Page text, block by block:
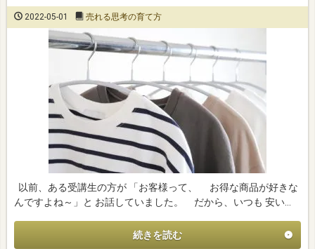
2022-05-01 売れる思考の育て方
以前、ある受講生の方が 「お客様って、 お得な商品が好きな
んですよね～」と お話していました。 だから、いつも 安い…
続きを読む